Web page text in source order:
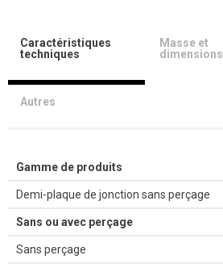
Caractéristiques
techniques
Masse et
dimensions
Autres
Gamme de produits
Demi-plaque de jonction sans perçage
Sans ou avec perçage
Sans perçage